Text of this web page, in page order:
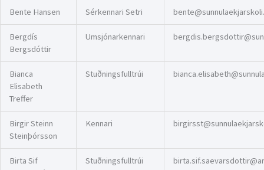
Bente Hansen Sérkennari Setri
Bergdís
Bergsdóttir
Umsjónarkennari
Bianca
Elisabeth
Treffer
Stuðningsfulltrúi
Birgir Steinn
Steinþórsson
Kennari
Birta Sif
Stuðningsfulltrúi